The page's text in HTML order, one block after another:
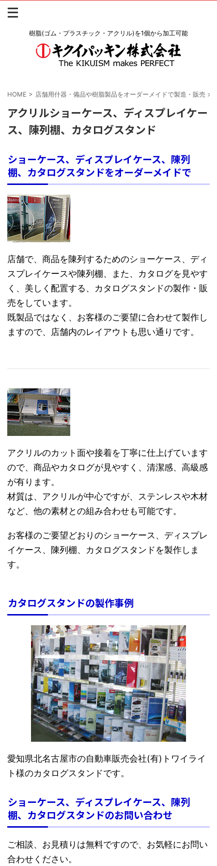
樹脂(ゴム・プラスチック・アクリル)を1個から加工可能
HOME > 店舗用什器・備品や樹脂製品をオーダーメイドで製造・販売 >
アクリルショーケース、ディスプレイケー
ス、陳列棚、カタログスタンド
ショーケース、ディスプレイケース、陳列
棚、カタログスタンドをオーダーメイドで
店舗で、商品を陳列するためのショーケース、ディ
スプレイケースや陳列棚、また、カタログを見やす
く、美しく配置する、カタログスタンドの製作・販
売をしています。
既製品ではなく、お客様のご要望に合わせて製作し
ますので、店舗内のレイアウトも思い通りです。
アクリルのカット面や接着を丁寧に仕上げています
ので、商品やカタログが見やすく、清潔感、高級感
が有ります。
材質は、アクリルが中心ですが、ステンレスや木材
など、他の素材との組み合わせも可能です。
お客様のご要望どおりのショーケース、ディスプレ
イケース、陳列棚、カタログスタンドを製作しま
す。
カタログスタンドの製作事例
愛知県北名古屋市の自動車販売会社(有)トワイライ
ト様のカタログスタンドです。
ショーケース、ディスプレイケース、陳列
棚、カタログスタンドのお問い合わせ
ご相談、お見積りは無料ですので、お気軽にお問い
合わせください。